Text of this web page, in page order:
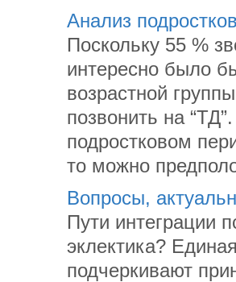
Анализ
Поскольку 55 %
интересно было
возрастной
позвонить на
подростковом
то можно
Вопросы,
Пути интеграции
эклектика?
подчеркивают